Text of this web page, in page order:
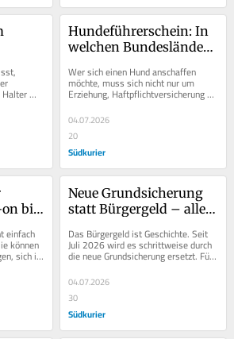
ein
Hundeführerschein: In
welchen Bundesländern
braucht man ihn?
Wer sich einen Hund anschaffen
möchte, muss sich nicht nur um
Erziehung, Haftpflichtversicherung
und Anmeldung kümmern. Je nach
Bundesland kann auch...
04.07.2026
20
Südkurier
bis
einfach
können
sich in
Neue Grundsicherung
statt Bürgergeld – alle
Überblick
Das Bürgergeld ist Geschichte. Seit
Juli 2026 wird es schrittweise durch
die neue Grundsicherung ersetzt. Für
Millionen Leistungsbezieher haben
sich...
04.07.2026
30
Südkurier